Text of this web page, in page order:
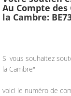
Au Compte
la Cambre:
Si vous souhaitez
la Cambre"
voici le numéro de